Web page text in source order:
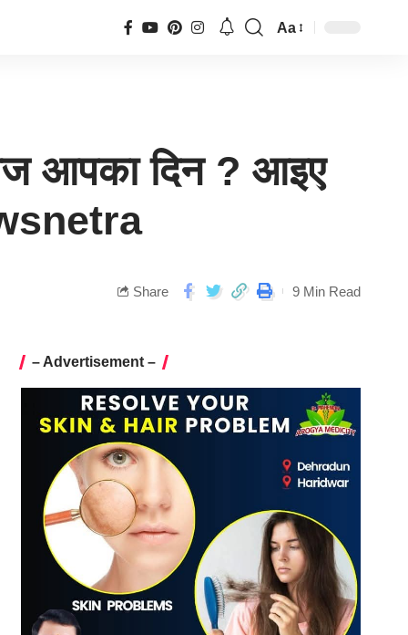
Aa
आपका दिन ? आइए
Share 9 Min Read
– Advertisement –